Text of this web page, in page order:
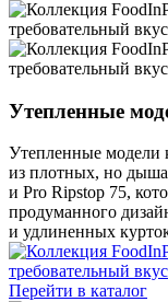
Утепленные
Утепленные модели
из плотных, но
и Pro Ripstop 75,
продуманного
и удлиненных
Перейти в каталог